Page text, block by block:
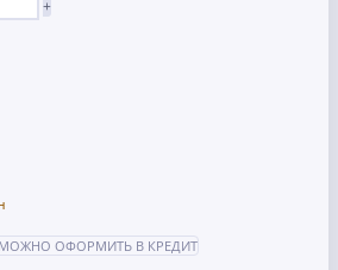
+
МОЖНО ОФОРМИТЬ В КРЕДИТ